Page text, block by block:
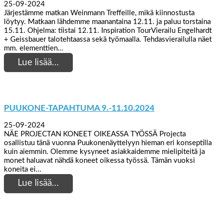
25-09-2024
Järjestämme matkan Weinmann Treffeille, mikä kiinnostusta
löytyy. Matkaan lähdemme maanantaina 12.11. ja paluu torstaina
15.11. Ohjelma: tiistai 12.11. Inspiration TourVierailu Engelhardt
+ Geissbauer talotehtaassa sekä työmaalla. Tehdasvierailulla näet
mm. elementtien…
Lue lisää…
PUUKONE-TAPAHTUMA 9.-11.10.2024
25-09-2024
NÄE PROJECTAN KONEET OIKEASSA TYÖSSÄ Projecta
osallistuu tänä vuonna Puukonenäyttelyyn hieman eri konseptilla
kuin aiemmin. Olemme kysyneet asiakkaidemme mielipiteitä ja
monet haluavat nähdä koneet oikessa työssä. Tämän vuoksi
koneita ei…
Lue lisää…